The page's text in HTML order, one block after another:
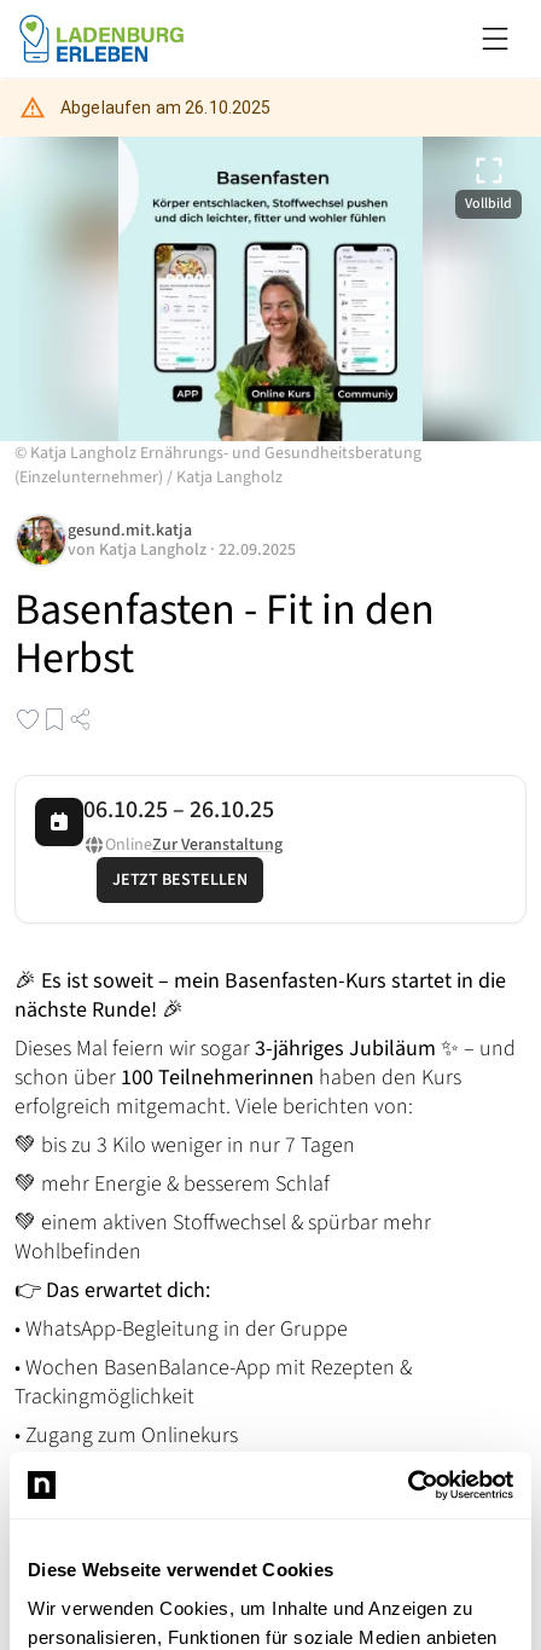
Diese Webseite verwendet Cookies
Wir verwenden Cookies, um Inhalte und Anzeigen zu
personalisieren, Funktionen für soziale Medien anbieten
Abgelaufen am 26.10.2025
Vollbild
© Katja Langholz Ernährungs- und Gesundheitsberatung
(Einzelunternehmer) / Katja Langholz
Basenfasten - Fit in den
Herbst
gesund.mit.katja
von Katja Langholz · 22.09.2025
06.10.25–26.10.25
OnlineZur Veranstaltung
JETZT BESTELLEN
🎉 Es ist soweit – mein Basenfasten-Kurs startet in die
nächste Runde! 🎉
Dieses Mal feiern wir sogar3-jähriges Jubiläum ✨ – und
schon über 100 Teilnehmerinnen haben den Kurs
erfolgreich mitgemacht. Viele berichten von:
💚 bis zu 3 Kilo weniger in nur 7 Tagen
💚 mehr Energie & besserem Schlaf
💚 einem aktiven Stoffwechsel & spürbar mehr
Wohlbefinden
👉 Das erwartet dich:
• WhatsApp-Begleitung in der Gruppe
• Wochen BasenBalance-App mit Rezepten &
Trackingmöglichkeit
• Zugang zum Onlinekurs
• Rezepte und Ernährungsplan
Am 6. Oktober starten wir mit der WhatsApp Gruppe
💡Jetzt anmelden & Frühbucherrabatt sichern (nur für
kurze Zeit)